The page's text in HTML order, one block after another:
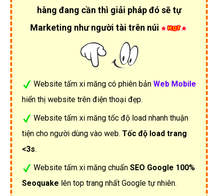
hàng đang cần thì giải pháp đó sẽ tự
Marketing như người tài trên núi
Website tấm xi măng có phiên bản Web Mobile
hiển thị website trên điện thoại đẹp.
Website tấm xi măng tốc độ load nhanh thuận
tiện cho người dùng vào web. Tốc độ load trang
<3s.
Website tấm xi măng chuẩn SEO Google 100%
Seoquake lên top trang nhất Google tự nhiên.